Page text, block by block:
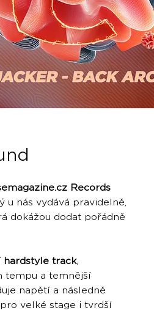
Records
u nás vydává pravidelně,
dokážou dodat pořádně
hardstyle track,
tempu a temnější
napětí a následně
velké stage i tvrdší